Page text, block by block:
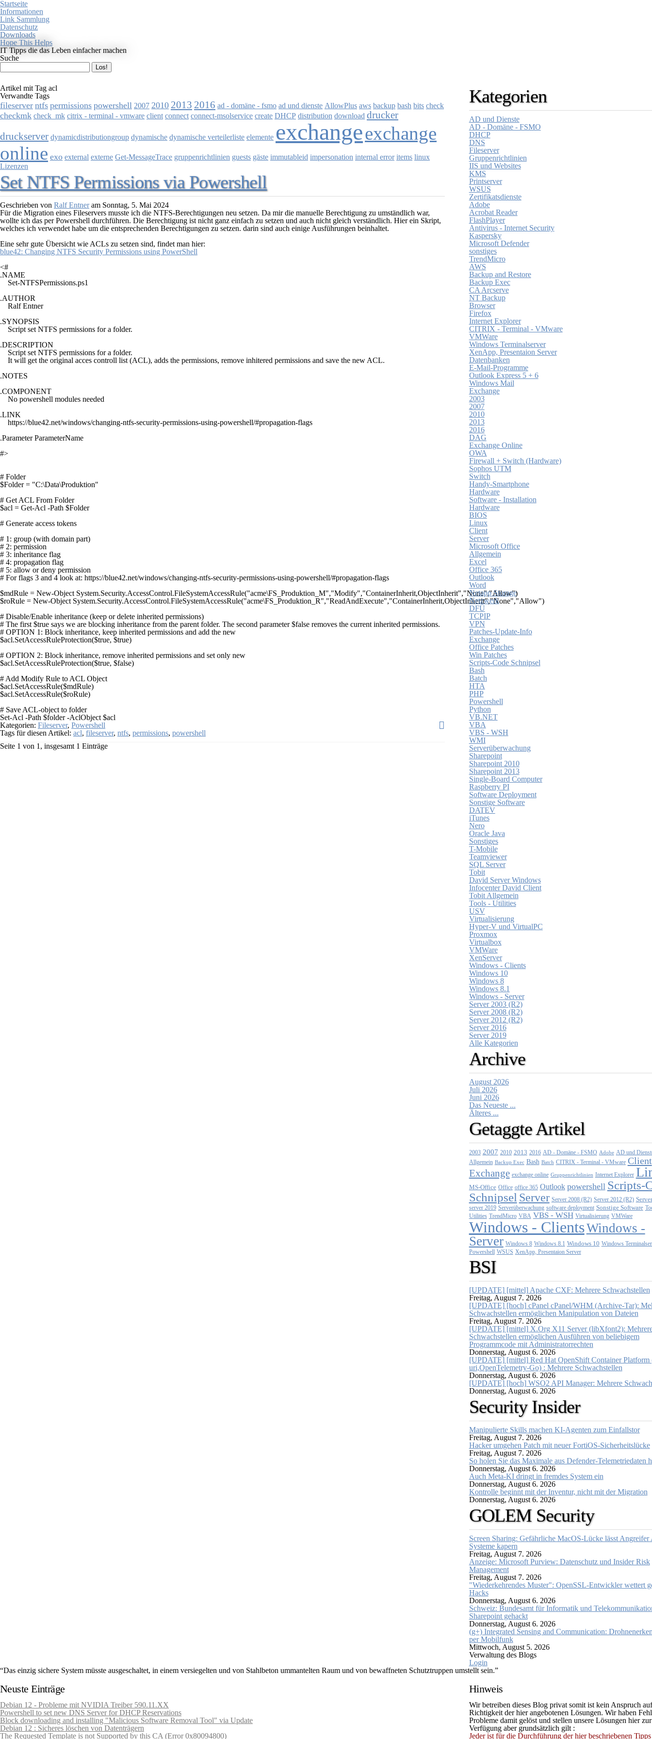
Startseite
Informationen
Link Sammlung
Datenschutz
Downloads
Hope This Helps
IT Tipps die das Leben einfacher machen
Suche
Artikel mit Tag acl
Verwandte Tags
fileserver ntfs permissions powershell 2007 2010 2013 2016 ad - domäne - fsmo ad und dienste AllowPlus aws backup bash bits check
checkmk check_mk citrix - terminal - vmware client connect connect-msolservice create DHCP distribution download drucker
druckserver dynamicdistributiongroup dynamische dynamische verteilerliste elemente exchangeexchange
online exo external externe Get-MessageTrace gruppenrichtlinien guests gäste immutableid impersonation internal error items linux
Lizenzen
Set NTFS Permissions via Powershell
Geschrieben von Ralf Entneram Sonntag, 5. Mai 2024
Für die Migration eines Fileservers musste ich die NTFS-Berechtigungen neu setzen. Da mir die manuelle Berechtigung zu umständlich war,
wollte ich das per Powershell durchführen. Die Berechtigung ist nicht ganz einfach zu setzen und auch nicht gleich verständlich. Hier ein Skript,
welches ich verwendet habe um die entsprechenden Berechtigungen zu setzen. darin sind auch einige Ausführungen beinhaltet.
Eine sehr gute Übersicht wie ACLs zu setzen sind, findet man hier:
blue42: Changing NTFS Security Permissions using PowerShell
<#
.NAME
    Set-NTFSPermissions.ps1
.AUTHOR
    Ralf Entner
.SYNOPSIS
    Script set NTFS permissions for a folder.
.DESCRIPTION
    Script set NTFS permissions for a folder.
    It will get the original acces controll list (ACL), adds the permissions, remove inhitered permissions and save the new ACL.
.NOTES
.COMPONENT
    No powershell modules needed
.LINK
    https://blue42.net/windows/changing-ntfs-security-permissions-using-powershell/#propagation-flags
.Parameter ParameterName
#>
# Folder
$Folder = "C:\Data\Produktion"
# Get ACL From Folder
$acl = Get-Acl -Path $Folder
# Generate access tokens
# 1: group (with domain part)
# 2: permission
# 3: inheritance flag
# 4: propagation flag
# 5: allow or deny permission
# For flags 3 and 4 look at: https://blue42.net/windows/changing-ntfs-security-permissions-using-powershell/#propagation-flags
$mdRule = New-Object System.Security.AccessControl.FileSystemAccessRule("acme\FS_Produktion_M","Modify","ContainerInherit,ObjectInherit","None","Allow")
$roRule = New-Object System.Security.AccessControl.FileSystemAccessRule("acme\FS_Produktion_R","ReadAndExecute","ContainerInherit,ObjectInherit","None","Allow")
# Disable/Enable inheritance (keep or delete inherited permissions)
# The first $true says we are blocking inheritance from the parent folder. The second parameter $false removes the current inherited permissions.
# OPTION 1: Block inheritance, keep inherited permissions and add the new
$acl.SetAccessRuleProtection($true, $true)
# OPTION 2: Block inheritance, remove inherited permissions and set only new
$acl.SetAccessRuleProtection($true, $false)
# Add Modify Rule to ACL Object
$acl.SetAccessRule($mdRule)
$acl.SetAccessRule($roRule)
# Save ACL-object to folder
Kategorien: Fileserver, Powershell
Tags für diesen Artikel: acl, fileserver, ntfs, permissions, powershell
Seite 1 von 1, insgesamt 1 Einträge
Kategorien
AD und Dienste
AD - Domäne - FSMO
DHCP
DNS
Fileserver
Gruppenrichtlinien
IIS und Websites
KMS
Printserver
WSUS
Zertifikatsdienste
Adobe
Acrobat Reader
FlashPlayer
Antivirus - Internet Security
Kaspersky
Microsoft Defender
sonstiges
TrendMicro
AWS
Backup and Restore
Backup Exec
CA Arcserve
NT Backup
Browser
Firefox
Internet Explorer
CITRIX - Terminal - VMware
VMWare
Windows Terminalserver
XenApp, Presentaion Server
Datenbanken
E-Mail-Programme
Outlook Express 5 + 6
Windows Mail
Exchange
2003
2007
2010
2013
2016
DAG
Exchange Online
OWA
Firewall + Switch (Hardware)
Sophos UTM
Switch
Handy-Smartphone
Hardware
Software - Installation
Hardware
BIOS
Linux
Client
Server
Microsoft Office
Allgemein
Excel
Office 365
Outlook
Word
Netapp Storage
Netzwerk
DFÜ
TCPIP
VPN
Patches-Update-Info
Exchange
Office Patches
Win Patches
Scripts-Code Schnipsel
Bash
Batch
HTA
PHP
Powershell
Python
VB.NET
VBA
VBS - WSH
WMI
Serverüberwachung
Sharepoint
Sharepoint 2010
Sharepoint 2013
Single-Board Computer
Raspberry PI
Software Deployment
Sonstige Software
DATEV
iTunes
Nero
Oracle Java
Sonstiges
T-Mobile
Teamviewer
SQL Server
Tobit
David Server Windows
Infocenter David Client
Tobit Allgemein
Tools - Utilities
USV
Virtualisierung
Hyper-V und VirtualPC
Proxmox
Virtualbox
VMWare
XenServer
Windows - Clients
Windows 10
Windows 8
Windows 8.1
Windows - Server
Server 2003 (R2)
Server 2008 (R2)
Server 2012 (R2)
Server 2016
Server 2019
Alle Kategorien
Archive
August 2026
Juli 2026
Juni 2026
Das Neueste ...
Älteres ...
Getaggte Artikel
2003 2007 2010 2013 2016 AD - Domäne - FSMO Adobe AD und
Allgemein Backup Exec Bash Batch CITRIX - Terminal - VMware Client
Exchange exchange online Gruppenrichtlinien Internet Explorer
MS-Office Office office 365 Outlook powershell Scripts-
SchnipselServer Server 2008 (R2) Server 2012 (R2)
server 2019 Serverüberwachung software deployment Sonstige Software
Utilities TrendMicro VBA VBS - WSH Virtualisierung VMWare
Windows - ClientsWindows -
Server Windows 8 Windows 8.1 Windows 10 Windows
Powershell WSUS XenApp, Presentaion Server
BSI
[UPDATE] [mittel] Apache CXF: Mehrere Schwachstellen
Freitag, August 7. 2026
[UPDATE] [hoch] cPanel cPanel/WHM (Archive-Tar):
Schwachstellen ermöglichen Manipulation von Dateien
Freitag, August 7. 2026
[UPDATE] [mittel] X.Org X11 Server (libXfont2):
Schwachstellen ermöglichen Ausführen von beliebigem
Programmcode mit Administratorrechten
Donnerstag, August 6. 2026
[UPDATE] [mittel] Red Hat OpenShift Container Platform
uri,OpenTelemetry-Go) : Mehrere Schwachstellen
Donnerstag, August 6. 2026
[UPDATE] [hoch] WSO2 API Manager: Mehrere
Donnerstag, August 6. 2026
Security Insider
Manipulierte Skills machen KI-Agenten zum Einfallstor
Freitag, August 7. 2026
Hacker umgehen Patch mit neuer FortiOS-Sicherheitslücke
Freitag, August 7. 2026
So holen Sie das Maximale aus Defender-Telemetriedaten
Donnerstag, August 6. 2026
Auch Meta-KI dringt in fremdes System ein
Donnerstag, August 6. 2026
Kontrolle beginnt mit der Inventur, nicht mit der Migration
Donnerstag, August 6. 2026
GOLEM Security
Screen Sharing: Gefährliche MacOS-Lücke lässt Angreifer
Systeme kapern
Freitag, August 7. 2026
Anzeige: Microsoft Purview: Datenschutz und Insider Risk
Management
Freitag, August 7. 2026
"Wiederkehrendes Muster": OpenSSL-Entwickler wettert
Hacks
Donnerstag, August 6. 2026
Schweiz: Bundesamt für Informatik und
Sharepoint gehackt
Donnerstag, August 6. 2026
(g+) Integrated Sensing and Communication:
per Mobilfunk
Mittwoch, August 5. 2026
Verwaltung des Blogs
Login
“Das einzig sichere System müsste ausgeschaltet, in einem versiegelten und von Stahlbeton ummantelten Raum und von bewaffneten Schutztruppen umstellt sein.”
Neuste Einträge
Debian 12 - Probleme mit NVIDIA Treiber 590.11.XX
Powershell to set new DNS Server for DHCP Reservations
Block downloading and installing "Malicious Software Removal Tool" via Update
Debian 12 : Sicheres löschen von Datenträgern
The Requested Template is not Supported by this CA (Error 0x80094800)
Hinweis
Wir betreiben dieses Blog privat somit ist kein Anspruch
Richtigkeit der hier angebotenen Lösungen. Wir haben
Probleme damit gelöst und stellen unsere Lösungen hier zur
Verfügung aber grundsätzlich gilt :
Jeder ist für die Durchführung der hier beschriebenen Tipps